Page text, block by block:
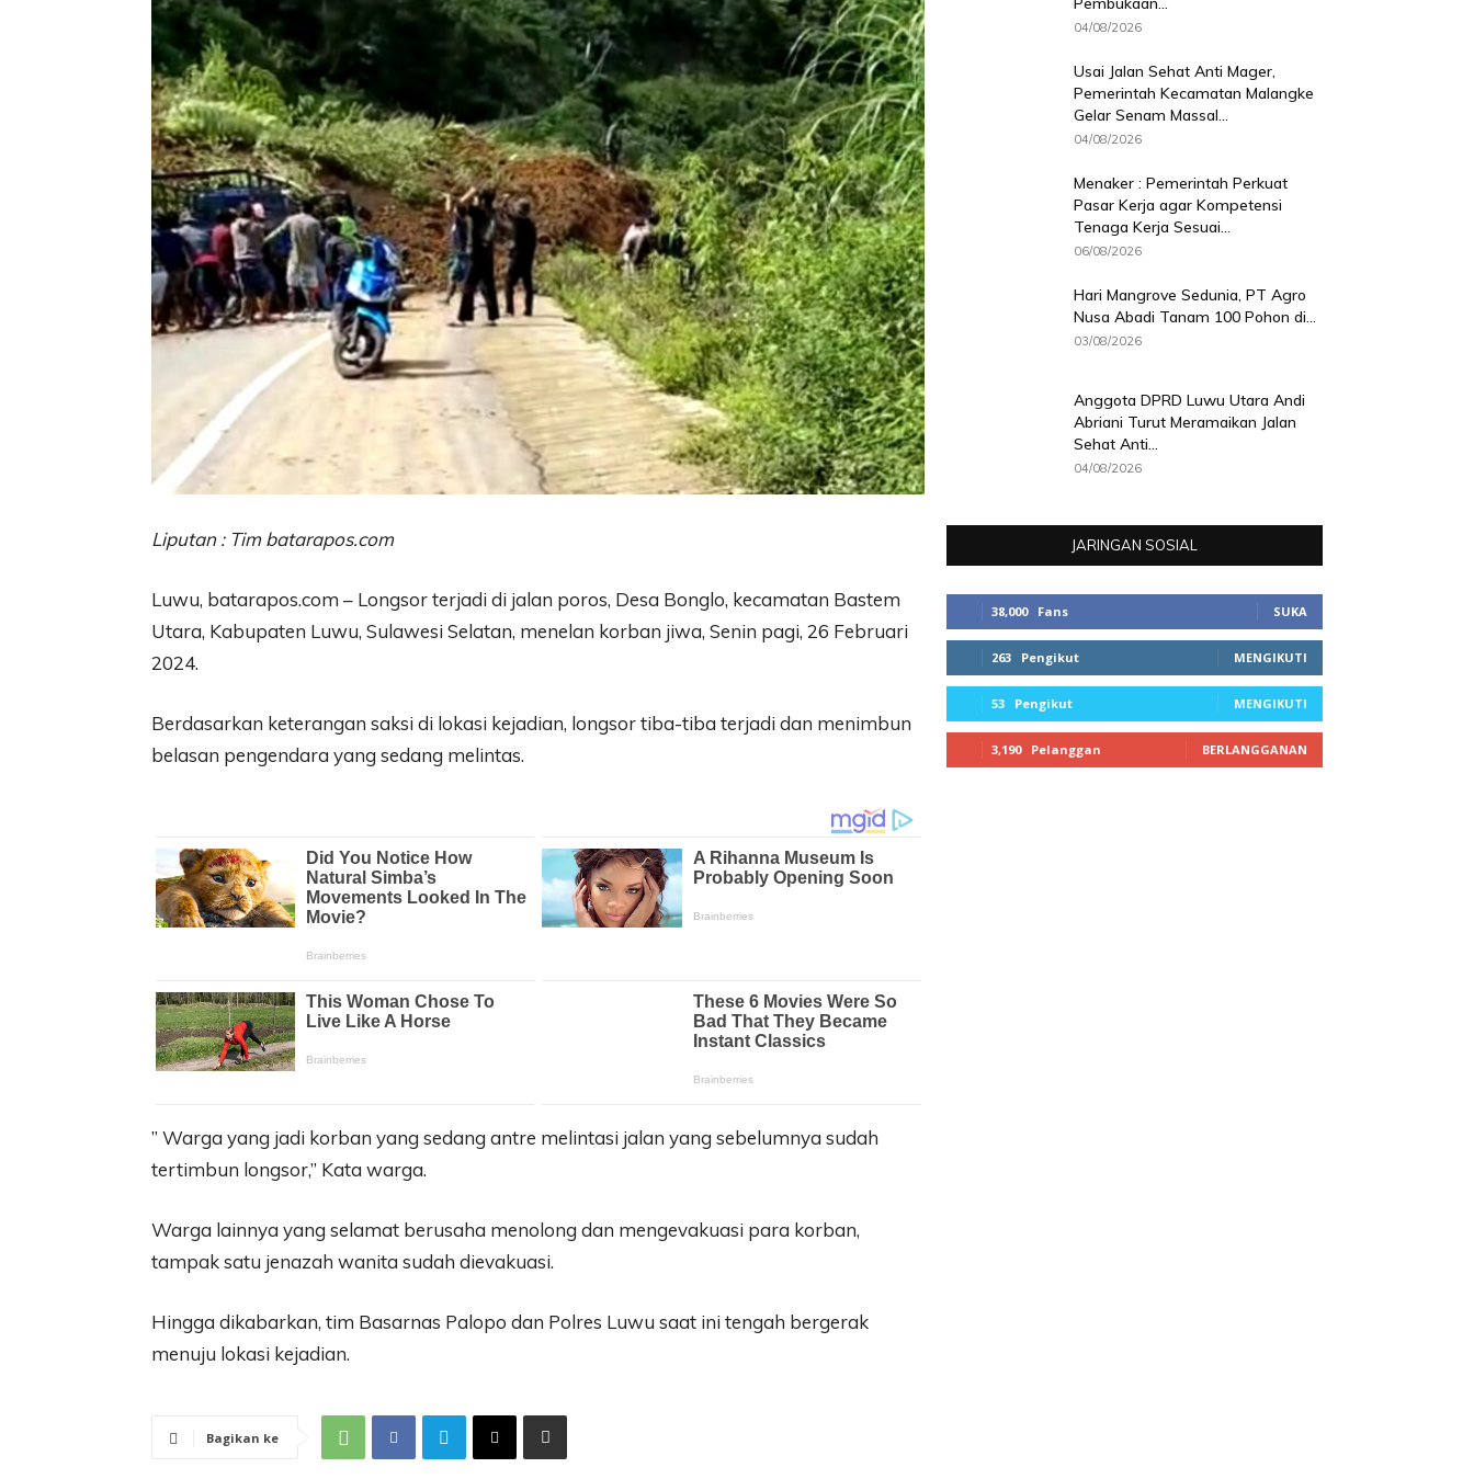
Liputan : Tim batarapos.com
Luwu, batarapos.com – Longsor terjadi di jalan poros, Desa Bonglo, kecamatan Bastem
Utara, Kabupaten Luwu, Sulawesi Selatan, menelan korban jiwa, Senin pagi, 26 Februari
2024.
Berdasarkan keterangan saksi di lokasi kejadian, longsor tiba-tiba terjadi dan menimbun
belasan pengendara yang sedang melintas.
” Warga yang jadi korban yang sedang antre melintasi jalan yang sebelumnya sudah
tertimbun longsor,” Kata warga.
Warga lainnya yang selamat berusaha menolong dan mengevakuasi para korban,
tampak satu jenazah wanita sudah dievakuasi.
Hingga dikabarkan, tim Basarnas Palopo dan Polres Luwu saat ini tengah bergerak
menuju lokasi kejadian.
Bagikan ke
04/08/2026
Usai Jalan Sehat Anti Mager,
Pemerintah Kecamatan Malangke
Gelar Senam Massal...
04/08/2026
Menaker : Pemerintah Perkuat
Pasar Kerja agar Kompetensi
Tenaga Kerja Sesuai...
06/08/2026
Hari Mangrove Sedunia, PT Agro
Nusa Abadi Tanam 100 Pohon di...
03/08/2026
Anggota DPRD Luwu Utara Andi
Abriani Turut Meramaikan Jalan
Sehat Anti...
04/08/2026
JARINGAN SOSIAL
38,000 Fans SUKA
263 Pengikut MENGIKUTI
53 Pengikut MENGIKUTI
3,190 Pelanggan BERLANGGANAN